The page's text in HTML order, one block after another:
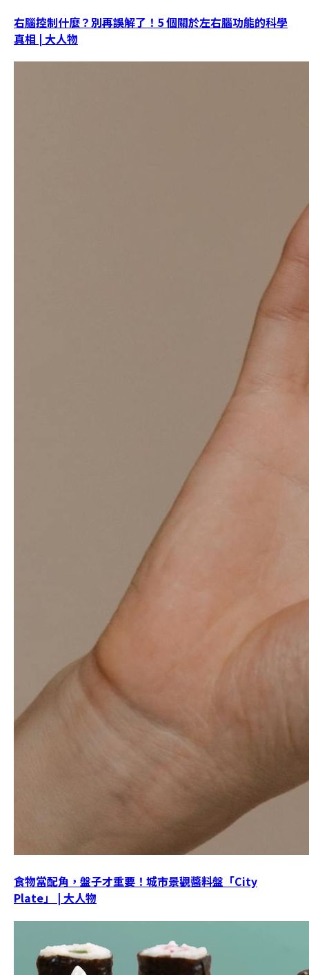
右腦控制什麼？別再誤解了！5 個關於左右腦功能的科學
真相 | 大人物
食物當配角，盤子才重要！城市景觀醬料盤「City
Plate」 | 大人物